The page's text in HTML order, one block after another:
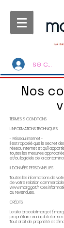
se
Nos
TERMES & CONDITIONS
I. INFORMATIONS TECHNIQUES
- Réseau internet -
Il est rappelé que le secret
réseau Internet et qu’il
toutes les mesures
et/ou logiciels de la
II. DONNÉES PERSONNELLES
Toutes les informations de
de votre relation
www.marggot.frCes
ou revendues.
CRÉDITS
Le site braceletmargot /
propriétaire via la plateforme
Tout droit de propriété et